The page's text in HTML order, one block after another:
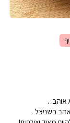
אוהב ..
בשניצל .